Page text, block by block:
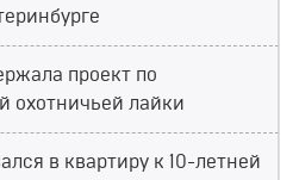
проект по
охотничьей лайки
в квартиру к 10-летней